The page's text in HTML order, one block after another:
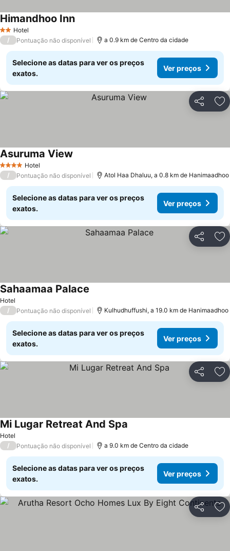
2 Estrelas
Hotel
Himandhoo InnVer preços
/ Pontuação não disponível a 0.9 km de Centro da cidade
Selecione as datas para ver os preços
exatos.
Ver preços
Partilhar
4 EstrelasHotel
Asuruma View
/ Pontuação não disponível Atol Haa Dhaluu, a 0.8 km de Hanimaadhoo
Selecione as datas para ver os preços
exatos.
Ver preços
Partilhar
Hotel
Sahaamaa Palace
/ Pontuação não disponível Kulhudhuffushi, a 19.0 km de Hanimaadhoo
Selecione as datas para ver os preços
exatos.
Ver preços
Partilhar
Hotel
Mi Lugar Retreat And Spa
/ Pontuação não disponível a 9.0 km de Centro da cidade
Selecione as datas para ver os preços
exatos.
Ver preços
Partilhar